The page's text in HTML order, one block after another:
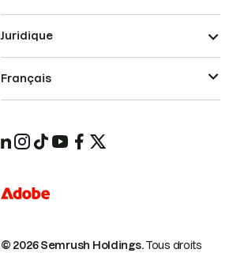
© 2026 Semrush Holdings.Tous droits
Juridique
Français